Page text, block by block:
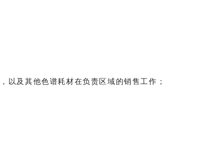
以及其他色谱耗材在负责区域的销售工作；